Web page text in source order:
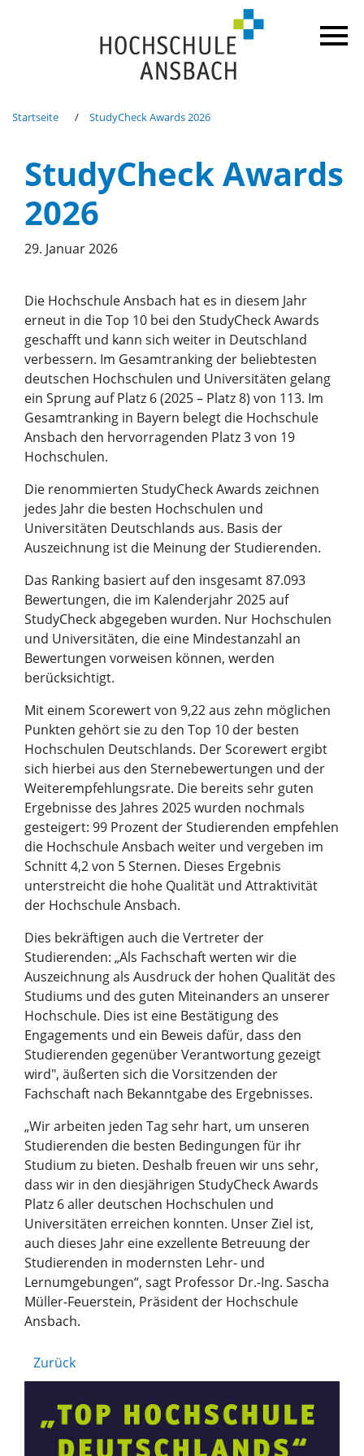
Startseite StudyCheck Awards 2026
StudyCheck Awards
2026
29. Januar 2026
Die Hochschule Ansbach hat es in diesem Jahr
erneut in die Top 10 bei den StudyCheck Awards
geschafft und kann sich weiter in Deutschland
verbessern. Im Gesamtranking der beliebtesten
deutschen Hochschulen und Universitäten gelang
ein Sprung auf Platz 6 (2025 – Platz 8) von 113. Im
Gesamtranking in Bayern belegt die Hochschule
Ansbach den hervorragenden Platz 3 von 19
Hochschulen.
Die renommierten StudyCheck Awards zeichnen
jedes Jahr die besten Hochschulen und
Universitäten Deutschlands aus. Basis der
Auszeichnung ist die Meinung der Studierenden.
Das Ranking basiert auf den insgesamt 87.093
Bewertungen, die im Kalenderjahr 2025 auf
StudyCheck abgegeben wurden. Nur Hochschulen
und Universitäten, die eine Mindestanzahl an
Bewertungen vorweisen können, werden
berücksichtigt.
Mit einem Scorewert von 9,22 aus zehn möglichen
Punkten gehört sie zu den Top 10 der besten
Hochschulen Deutschlands. Der Scorewert ergibt
sich hierbei aus den Sternebewertungen und der
Weiterempfehlungsrate. Die bereits sehr guten
Ergebnisse des Jahres 2025 wurden nochmals
gesteigert: 99 Prozent der Studierenden empfehlen
die Hochschule Ansbach weiter und vergeben im
Schnitt 4,2 von 5 Sternen. Dieses Ergebnis
unterstreicht die hohe Qualität und Attraktivität
der Hochschule Ansbach.
Dies bekräftigen auch die Vertreter der
Studierenden: „Als Fachschaft werten wir die
Auszeichnung als Ausdruck der hohen Qualität des
Studiums und des guten Miteinanders an unserer
Hochschule. Dies ist eine Bestätigung des
Engagements und ein Beweis dafür, dass den
Studierenden gegenüber Verantwortung gezeigt
wird", äußerten sich die Vorsitzenden der
Fachschaft nach Bekanntgabe des Ergebnisses.
„Wir arbeiten jeden Tag sehr hart, um unseren
Studierenden die besten Bedingungen für ihr
Studium zu bieten. Deshalb freuen wir uns sehr,
dass wir in den diesjährigen StudyCheck Awards
Platz 6 aller deutschen Hochschulen und
Universitäten erreichen konnten. Unser Ziel ist,
auch dieses Jahr eine exzellente Betreuung der
Studierenden in modernsten Lehr- und
Lernumgebungen“, sagt Professor Dr.-Ing. Sascha
Müller-Feuerstein, Präsident der Hochschule
Ansbach.
Zurück